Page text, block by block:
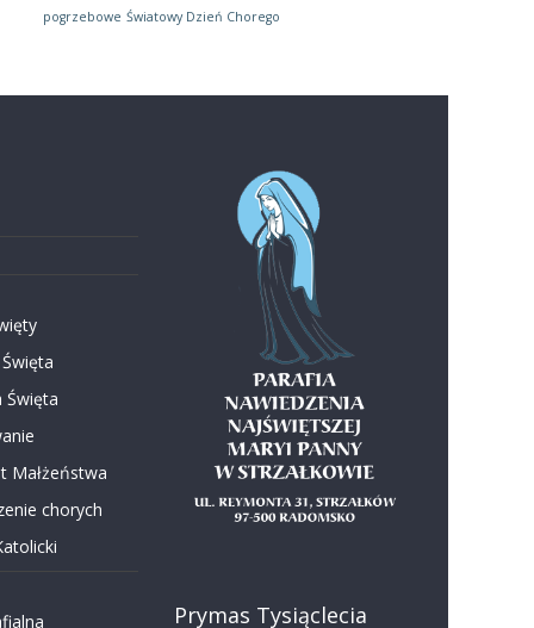
pogrzebowe Światowy Dzień Chorego
Święta
Małżeństwa
chorych
Prymas Tysiąclecia